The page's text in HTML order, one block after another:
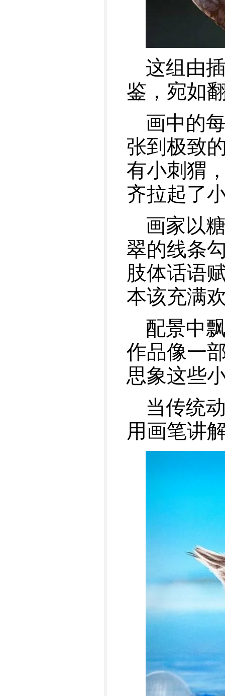
这组由
鉴，宛如
画中的
张到极致
有小刺猬
齐拉起了
画家以
翠的线条
肢体话语
本该充满
配景中
作品像一
思象这些
当传统
用画笔讲